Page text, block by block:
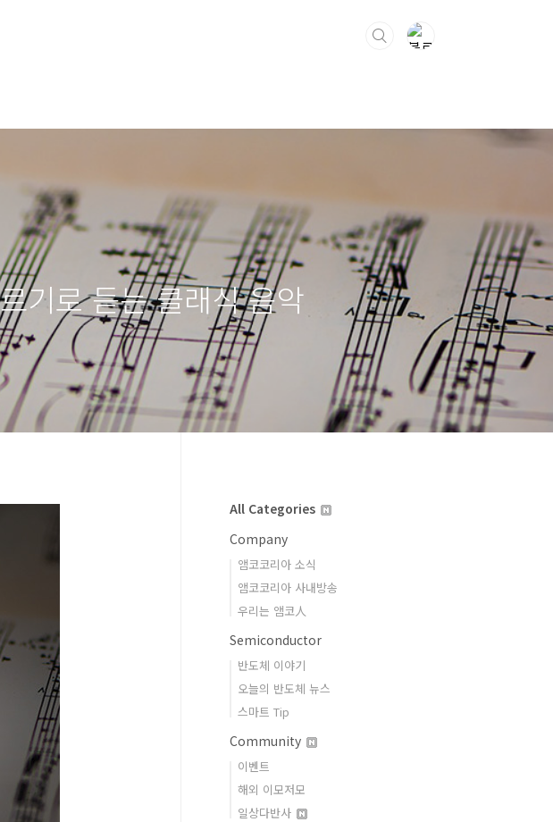
기로 듣는 클래식 음악
All Categories
Company
앰코코리아 소식
앰코코리아 사내방송
우리는 앰코人
Semiconductor
반도체 이야기
오늘의 반도체 뉴스
스마트 Tip
Community
이벤트
해외 이모저모
일상다반사